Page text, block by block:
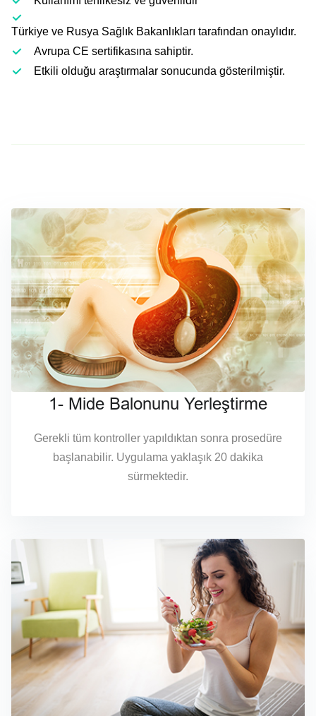
Türkiye ve Rusya Sağlık Bakanlıkları tarafından onaylıdır.
Avrupa CE sertifikasına sahiptir.
Etkili olduğu araştırmalar sonucunda gösterilmiştir.
1- Mide Balonunu Yerleştirme
Gerekli tüm kontroller yapıldıktan sonra prosedüre
başlanabilir. Uygulama yaklaşık 20 dakika
sürmektedir.